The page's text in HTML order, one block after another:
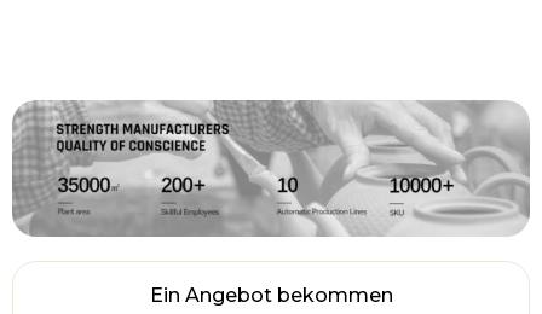
Ein Angebot bekommen